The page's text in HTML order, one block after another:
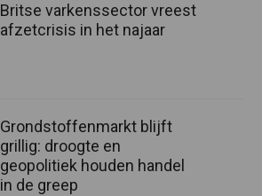
Britse varkenssector vreest
afzetcrisis in het najaar
Grondstoffenmarkt blijft
grillig: droogte en
geopolitiek houden handel
in de greep